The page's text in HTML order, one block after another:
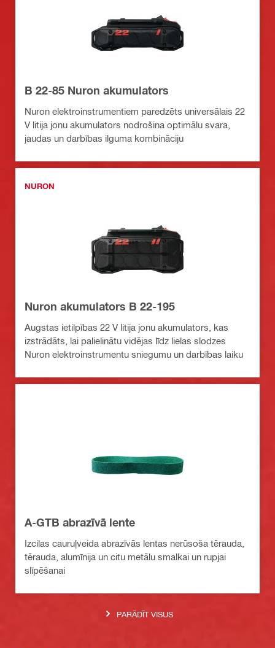
B 22-85 Nuron akumulators
Nuron elektroinstrumentiem paredzēts universālais 22
V litija jonu akumulators nodrošina optimālu svara,
jaudas un darbības ilguma kombināciju
NURON
Nuron akumulators B 22-195
Augstas ietilpības 22 V litija jonu akumulators, kas
izstrādāts, lai palielinātu vidējas līdz lielas slodzes
Nuron elektroinstrumentu sniegumu un darbības laiku
A-GTB abrazīvā lente
Izcilas cauruļveida abrazīvās lentas nerūsoša tērauda,
tērauda, alumīnija un citu metālu smalkai un rupjai
slīpēšanai
PARĀDĪT VISUS